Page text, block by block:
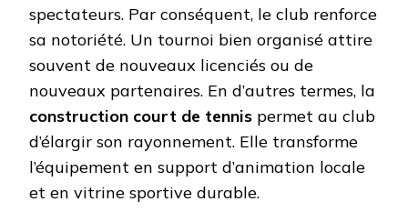
spectateurs. Par conséquent, le club renforce
sa notoriété. Un tournoi bien organisé attire
souvent de nouveaux licenciés ou de
nouveaux partenaires. En d’autres termes, la
construction court de tennis permet au club
d’élargir son rayonnement. Elle transforme
l’équipement en support d’animation locale
et en vitrine sportive durable.